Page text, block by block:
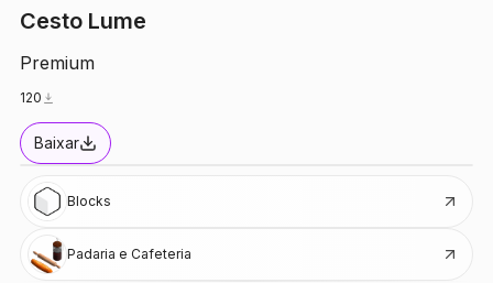
Cesto Lume
Premium
120
Baixar
Blocks
Padaria e Cafeteria